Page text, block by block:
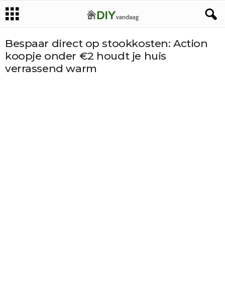
Bespaar direct op stookkosten: Action
koopje onder €2 houdt je huis
verrassend warm